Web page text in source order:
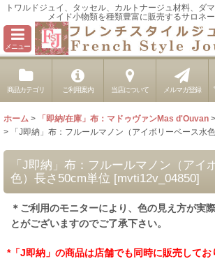
トワルドジュイ、タッセル、カルトナージュ材料、ダ
メイド小物類を種類豊富に販売するサロネ
メニュー
商品カテゴリ ご利用案内 当店について メルマガ登録
ホーム > 「即納/在庫」布：マドゥヴァンMas d'Ouvan >
>
「J即納」布：フルールマノン（アイボリーベース水
「J即納」布：フルールマノン（アイ
色）長さ50cm単位 [mvti12v_04850]
＊ご利用のモニターにより、色の見え方が実
とがございますのでご了承下さい。
*「J即納」の商品は店舗でも同時に販売してお